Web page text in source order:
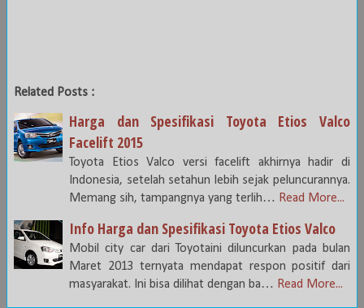
Related Posts :
Harga dan Spesifikasi Toyota Etios Valco
Facelift 2015
Toyota Etios Valco versi facelift akhirnya hadir di
Indonesia, setelah setahun lebih sejak peluncurannya.
Memang sih, tampangnya yang terlih… Read More...
Info Harga dan Spesifikasi Toyota Etios Valco
Mobil city car dari Toyotaini diluncurkan pada bulan
Maret 2013 ternyata mendapat respon positif dari
masyarakat. Ini bisa dilihat dengan ba… Read More...